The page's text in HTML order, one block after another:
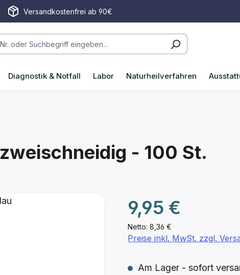
Versandkostenfrei ab 90€
Diagnostik & Notfall Labor Naturheilverfahren
zweischneidig - 100 St.
Netto: 8,36 €
Regulärer Preis:
9,95 €
Preise inkl. MwSt. zzgl.
Am Lager - sofort